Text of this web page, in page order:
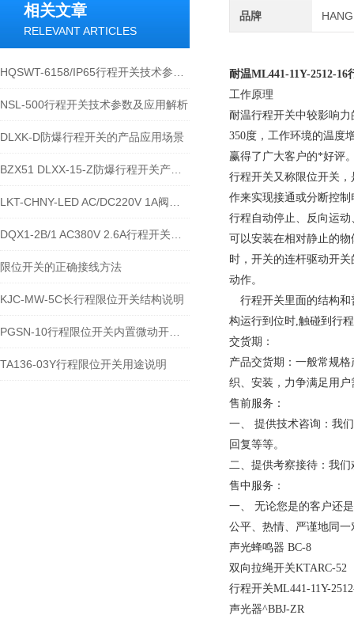
相关文章
RELEVANT ARTICLES
NSL-500行程开关技术参数及应用解析
DLXK-D防爆行程开关的产品应用场景
限位开关的正确接线方法
KJC-MW-5C长行程限位开关结构说明
TA136-03Y行程限位开关用途说明
品牌
耐温ML441-11Y-2512-16
工作原理
耐温行程开关中较影响
350度，工作环境的温度
赢得了广大客户的*好评
行程开关又称限位开关
作来实现接通或分断控
行程自动停止、反向运
可以安装在相对静止的
时，开关的连杆驱动开
动作。
行程开关里面的结构和
构运行到位时,触碰到行
交货期：
产品交货期：一般常规
织、安装，力争满足用户
售前服务：
一、 提供技术咨询：我
回复等等。
二、提供考察接待：我
售中服务：
一、 无论您是的客户还
公平、热情、严谨地同
声光蜂鸣器 BC-8
双向拉绳开关KTARC-52
行程开关ML441-11Y-
声光器^BBJ-ZR